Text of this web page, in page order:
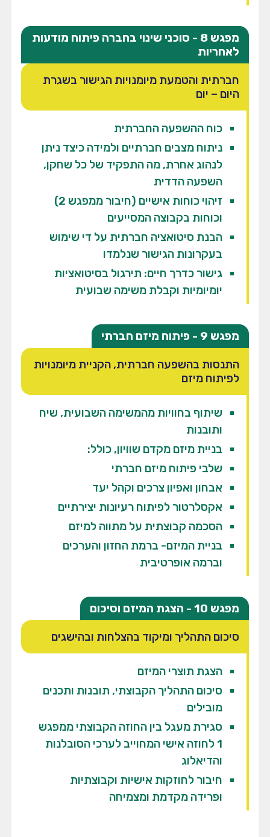
מפגש 8 - סוכני שינוי בחברה פיתוח מודעות
לאחריות
חברתית והטמעת מיומנויות הגישור בשגרת
היום – יום
כוח ההשפעה החברתית
ניתוח מצבים חברתיים ולמידה כיצד ניתן
לנהוג אחרת, מה התפקיד של כל שחקן,
השפעה הדדית
זיהוי כוחות אישיים (חיבור ממפגש 2)
וכוחות בקבוצה המסייעים
הבנת סיטואציה חברתית על די שימוש
בעקרונות הגישור שנלמדו
גישור כדרך חיים: תירגול בסיטואציות
יומיומיות וקבלת משימה שבועית
מפגש 9 - פיתוח מיזם חברתי
התנסות בהשפעה חברתית, הקניית מיומנויות
לפיתוח מיזם
שיתוף בחוויות מהמשימה השבועית, שיח
ותובנות
בניית מיזם מקדם שוויון, כולל:
שלבי פיתוח מיזם חברתי
אבחון ואפיון צרכים וקהל יעד
אקסלרטור לפיתוח רעיונות יצירתיים
הסכמה קבוצתית על מתווה למיזם
בניית המיזם- ברמת החזון והערכים
וברמה אופרטיבית
מפגש 10 - הצגת המיזם וסיכום
סיכום התהליך ומיקוד בהצלחות ובהישגים
הצגת תוצרי המיזם
סיכום התהליך הקבוצתי, תובנות ותכנים
מובילים
סגירת מעגל בין החוזה הקבוצתי ממפגש
1 לחוזה אישי המחוייב לערכי הסובלנות
והדיאלוג
חיבור לחוזקות אישיות וקבוצתיות
ופרידה מקדמת ומצמיחה